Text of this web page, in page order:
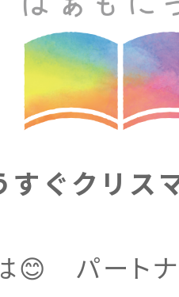
すぐクリス
😊 パート